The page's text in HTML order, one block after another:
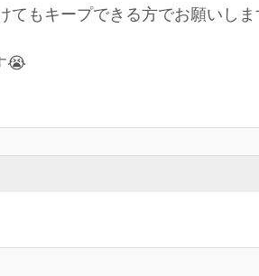
もキープできる方でお願いしま
😭